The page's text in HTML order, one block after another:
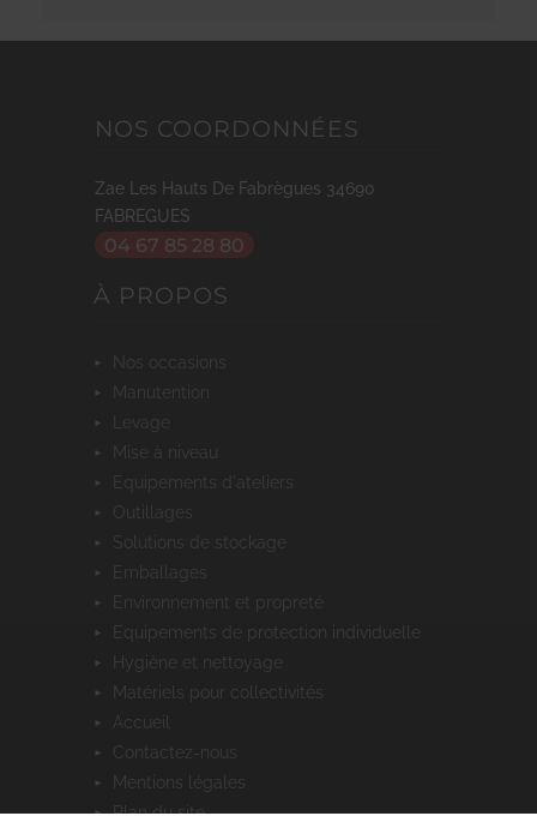
NOS COORDONNÉES
Zae Les Hauts De Fabrègues 34690
FABREGUES
04 67 85 28 80
À PROPOS
nos occasions
manutention
mise à niveau
equipements d'ateliers
outillages
solutions de stockage
emballages
environnement et propreté
equipements de protection individuelle
hygiène et nettoyage
matériels pour collectivités
accueil
contactez-nous
mentions légales
plan du site